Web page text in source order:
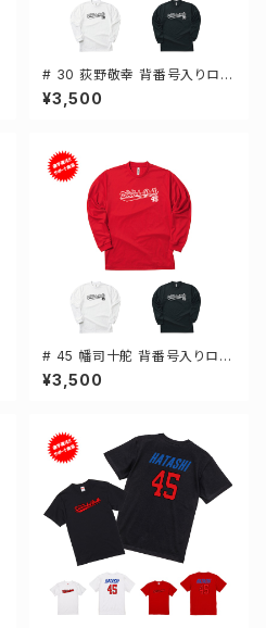
# 30 荻野敬幸 背番号入りロゴ
ドライTシャツ 長袖 選手還元 3
カラー S-5Lサイズ 000304
¥3,500
# 45 幡司十舵 背番号入りロゴ
ドライTシャツ 長袖 選手還元 3
カラー S-5Lサイズ 000304
¥3,500